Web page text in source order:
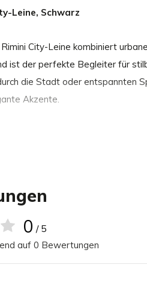
Leine, Schwarz
City-Leine kombiniert
ist der perfekte Begleiter für
die Stadt oder entspannten
Akzente.
und klarer Ästhetik
höchste Sicherheit
0 / 5
auf 0 Bewertungen